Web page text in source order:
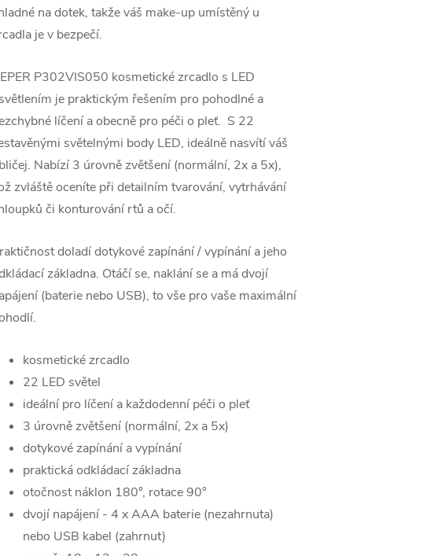
na dotek, takže váš make-up umístěný u
je v bezpečí.
P302VIS050 kosmetické zrcadlo s LED
je praktickým řešením pro pohodlné a
líčení a obecně pro péči o pleť. S 22
světelnými body LED, ideálně nasvítí váš
Nabízí 3 úrovně zvětšení (normální, 2x a 5x),
zvláště oceníte při detailním tvarování, vytrhávání
či konturování rtů a očí.
doladí dotykové zapínání / vypínání a jeho
základna. Otáčí se, naklání se a má dvojí
(baterie nebo USB), to vše pro vaše maximální
kosmetické zrcadlo
22 LED světel
ideální pro líčení a každodenní péči o pleť
3 úrovně zvětšení (normální, 2x a 5x)
dotykové zapínání a vypínání
praktická odkládací základna
otočnost náklon 180°, rotace 90°
dvojí napájení - 4 x AAA baterie (nezahrnuta)
nebo USB kabel (zahrnut)